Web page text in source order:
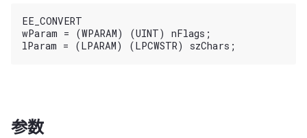
EE_CONVERT
wParam = (WPARAM) (UINT) nFlags;
参数